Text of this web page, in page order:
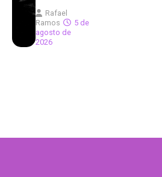
Rafael
Ramos
5 de
agosto de
2026